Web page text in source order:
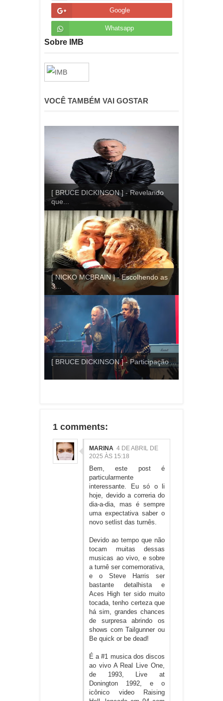
Google
Whatsapp
Sobre IMB
VOCÊ TAMBÉM VAI GOSTAR
[ BRUCE DICKINSON ] - Revelando
que...
[ NICKO MCBRAIN ] - Escolhendo as
3...
[ BRUCE DICKINSON ] - Participação ...
1 comments:
MARINA 4 DE ABRIL DE
2025 ÀS 15:18
Bem, este post é
particularmente
interessante. Eu só o li
hoje, devido a correria do
dia-a-dia, mas é sempre
uma expectativa saber o
novo setlist das turnês.
Devido ao tempo que não
tocam muitas dessas
musicas ao vivo, e sobre
a turnê ser comemorativa,
e o Steve Harris ser
bastante detalhista e
Aces High ter sido muito
tocada, tenho certeza que
há sim, grandes chances
de surpresa abrindo os
shows com Tailgunner ou
Be quick or be dead!
É a #1 musica dos discos
ao vivo A Real Live One,
de 1993, Live at
Donington 1992, e o
icônico video Raising